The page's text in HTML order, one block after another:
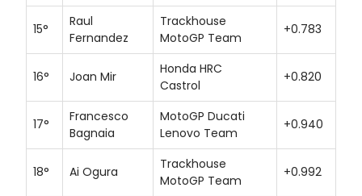
15°
Raul
Fernandez
Trackhouse
MotoGP Team
+0.783
16° Joan Mir
Honda HRC
Castrol
+0.820
17°
Francesco
Bagnaia
MotoGP Ducati
Lenovo Team
+0.940
18° Ai Ogura
Trackhouse
MotoGP Team
+0.992